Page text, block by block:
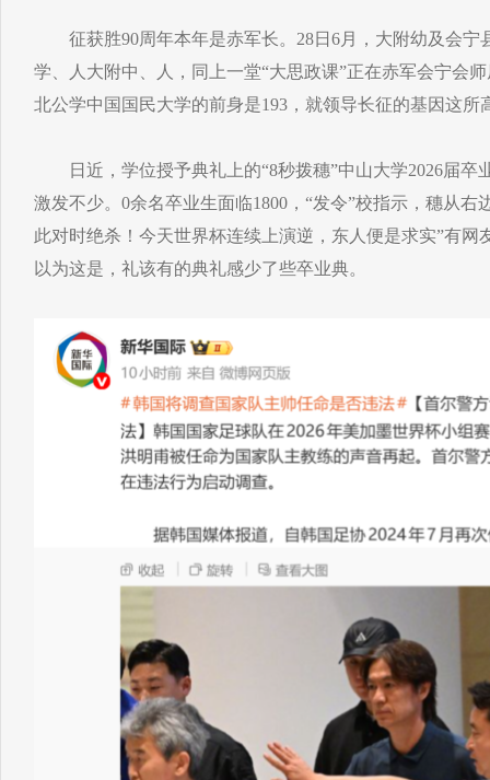
征获胜90周年本年是赤军长。28日6月，大附幼及会宁
学、人大附中、人，同上一堂“大思政课”正在赤军会宁会
北公学中国国民大学的前身是193，就领导长征的基因这所
日近，学位授予典礼上的“8秒拨穗”中山大学2026届卒
激发不少。0余名卒业生面临1800，“发令”校指示，穗从右
此对时绝杀！今天世界杯连续上演逆，东人便是求实”有网
以为这是，礼该有的典礼感少了些卒业典。